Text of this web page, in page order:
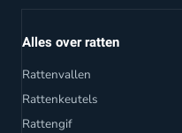
Alles over ratten
Rattenvallen
Rattenkeutels
Rattengif